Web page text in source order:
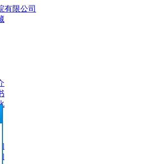
有限公司